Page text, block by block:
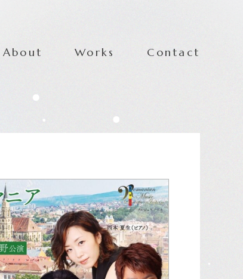
About Works Contact